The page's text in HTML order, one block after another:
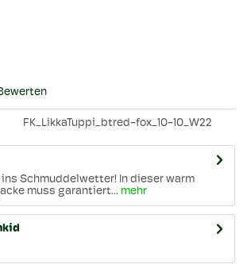
FK_LikkaTuppi_btred-fox_10-10_W22
Schmuddelwetter! In dieser warm
muss garantiert... mehr